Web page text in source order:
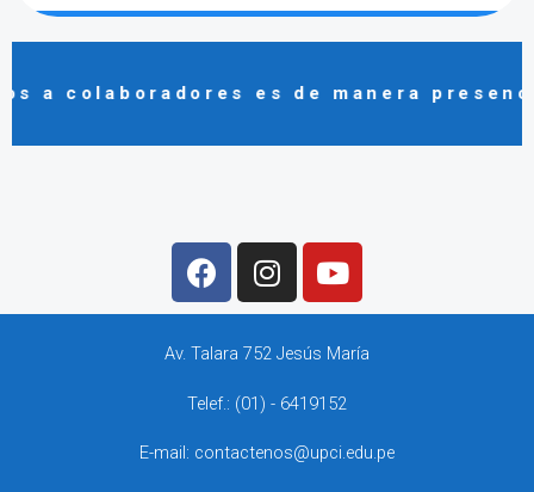
E-mail: contactenos@upci.edu.pe